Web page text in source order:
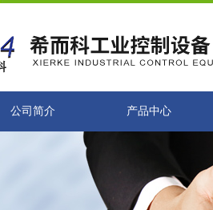
公司简介 产品中心